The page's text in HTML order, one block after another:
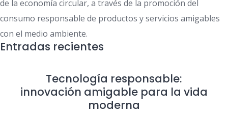
de la economía circular, a través de la promoción del
consumo responsable de productos y servicios amigables
con el medio ambiente.
Entradas recientes
Tecnología responsable:
innovación amigable para la vida
moderna